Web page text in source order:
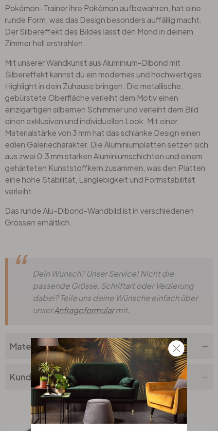
Pokémon-Trainer ihre Pokémon aufbewahren, hat eine
runde Form, was das Design besonders auffällig macht.
Der Silbereffekt des Bildes lässt den Mond in deinem
Zimmer hell erstrahlen.
Mit unserer Wandkunst aus Aluminium-Dibond mit
Silbereffekt kannst du ein modernes und hochwertiges
Highlight in dein Zuhause bringen. Die metallische,
gebürstete Oberfläche verleiht dem Motiv einen
einzigartigen silbernen Schimmer und verleiht dem Bild
einen exklusiven und individuellen Look. Mit einer
Materialstärke von 3 mm hat das schlanke Design einen
edlen Galeriecharakter. Die Aluminiumplatten setzen sich
aus zwei 0.3 mm starken Aluminiumschichten und einem
gehärteten Kunststoffkern zusammen, was den Platten
eine hohe Stabilität, Langlebigkeit und Formstabilität
verleiht.
Das runde Alu-Dibond-Wandbild ist in verschiedenen
Grössen erhältlich.
Dein Wunsch? Unser Service! Nicht die
passende Grösse, Schriftart oder Verzierung
dabei? Teile uns deine Wünsche einfach über
unserAnfrageformularmit.
Materialbeschreibung
Kundenbewertung
Verwandte Produkte